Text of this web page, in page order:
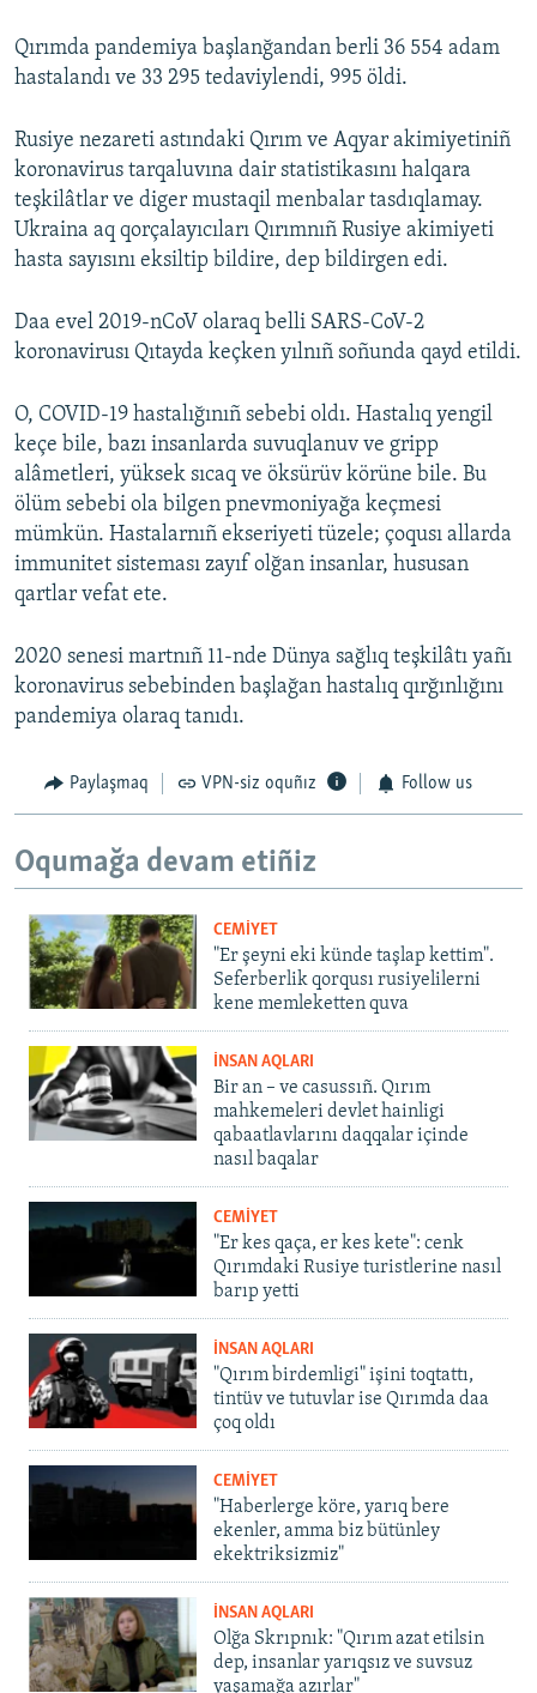
Qırımda pandemiya başlanğandan berli 36 554 adam
hastalandı ve 33 295 tedaviylendi, 995 öldi.
Rusiye nezareti astındaki Qırım ve Aqyar akimiyetiniñ
koronavirus tarqaluvına dair statistikasını halqara
teşkilâtlar ve diger mustaqil menbalar tasdıqlamay.
Ukraina aq qorçalayıcıları Qırımnıñ Rusiye akimiyeti
hasta sayısını eksiltip bildire, dep bildirgen edi.
Daa evel 2019-nCoV olaraq belli SARS-CoV-2
koronavirusı Qıtayda keçken yılnıñ soñunda qayd etildi.
O, COVID-19 hastalığınıñ sebebi oldı. Hastalıq yengil
keçe bile, bazı insanlarda suvuqlanuv ve gripp
alâmetleri, yüksek sıcaq ve öksürüv körüne bile. Bu
ölüm sebebi ola bilgen pnevmoniyağa keçmesi
mümkün. Hastalarnıñ ekseriyeti tüzele; çoqusı allarda
immunitet sisteması zayıf olğan insanlar, hususan
qartlar vefat ete.
2020 senesi martnıñ 11-nde Dünya sağlıq teşkilâtı yañı
koronavirus sebebinden başlağan hastalıq qırğınlığını
pandemiya olaraq tanıdı.
Paylaşmaq VPN-siz oquñız Follow us
Oqumağa devam etiñiz
CEMİYET
"Er şeyni eki künde taşlap kettim".
Seferberlik qorqusı rusiyelilerni
kene memleketten quva
İNSAN AQLARI
Bir an – ve casussıñ. Qırım
mahkemeleri devlet hainligi
qabaatlavlarını daqqalar içinde
nasıl baqalar
CEMİYET
"Er kes qaça, er kes kete": cenk
Qırımdaki Rusiye turistlerine nasıl
barıp yetti
İNSAN AQLARI
"Qırım birdemligi" işini toqtattı,
tintüv ve tutuvlar ise Qırımda daa
çoq oldı
CEMİYET
"Haberlerge köre, yarıq bere
ekenler, amma biz bütünley
ekektriksizmiz"
İNSAN AQLARI
Olğa Skrıpnık: "Qırım azat etilsin
dep, insanlar yarıqsız ve suvsuz
yaşamağa azırlar"